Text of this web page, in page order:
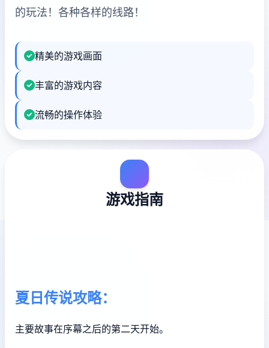
的玩法！各种各样的线路！
精美的游戏画面
丰富的游戏内容
流畅的操作体验
游戏指南
夏日传说攻略：
主要故事在序幕之后的第二天开始。